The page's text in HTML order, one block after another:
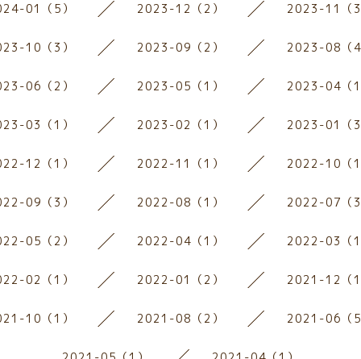
01（5） 2023-12（2） 2023-11（3
10（3） 2023-09（2） 2023-08（4
06（2） 2023-05（1） 2023-04（1
03（1） 2023-02（1） 2023-01（3
12（1） 2022-11（1） 2022-10（1
09（3） 2022-08（1） 2022-07（3
05（2） 2022-04（1） 2022-03（1
02（1） 2022-01（2） 2021-12（1
10（1） 2021-08（2） 2021-06（5